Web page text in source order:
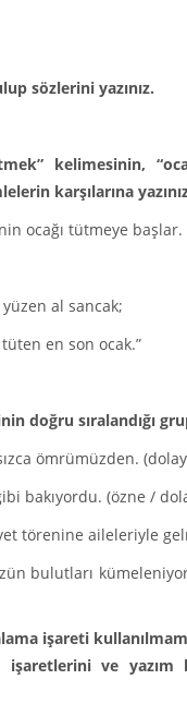
sözlerini yazınız.
kelimesinin,
karşılarına
ocağı tütmeye başlar.
al sancak;
en son ocak.”
doğru sıralandığı
ömrümüzden.
bakıyordu. (özne /
törenine aileleriyle
bulutları
işareti
ve yazım